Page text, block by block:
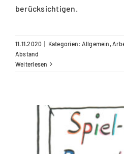
berücksichtigen.
11.11.2020 Kategorien: Allgemein ,
Abstand
Weiterlesen